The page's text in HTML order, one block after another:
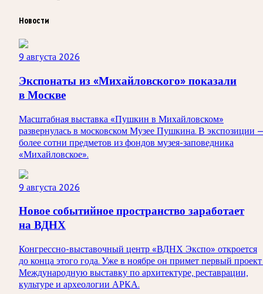
Новости
9 августа 2026
Экспонаты из «Михайловского» показали
в Москве
Масштабная выставка «Пушкин в Михайловском»
развернулась в московском Музее Пушкина. В экспозиции
более сотни предметов из фондов музея-заповедника
«Михайловское».
9 августа 2026
Новое событийное пространство заработает
на ВДНХ
Конгрессно-выставочный центр «ВДНХ Экспо» откроется
до конца этого года. Уже в ноябре он примет первый
Международную выставку по архитектуре, реставрации,
культуре и археологии АРКА.